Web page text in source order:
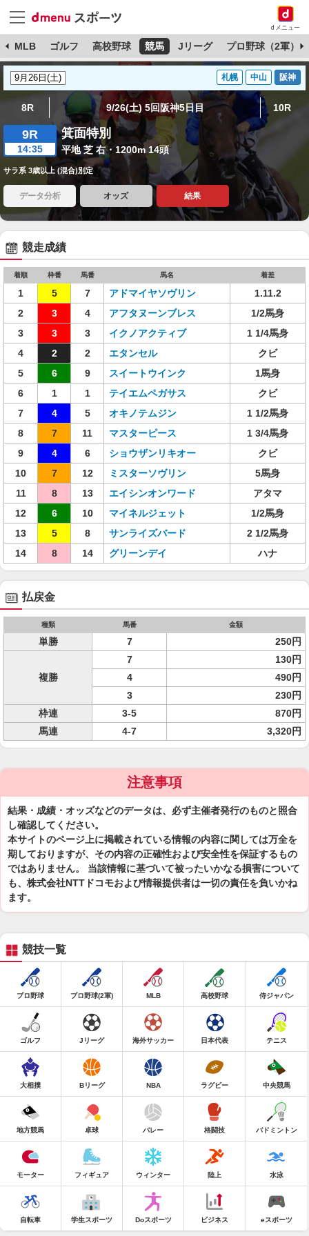
dメニュー
MLB ゴルフ 高校野球 競馬 Jリーグ プロ野球（2軍）
札幌 中山 阪神
8R 9/26(土) 5回阪神5日目 10R
9R
14:35
箕面特別
平地 芝 右・1200m 14頭
サラ系 3歳以上 (混合)別定
データ分析 オッズ 結果
競走成績
着順 枠番 馬番 馬名 着差
1 5 7 アドマイヤソヴリン
1.11.2
2
3 4 アフタヌーンブレス
1/2馬身
3
3 3 イクノアクティブ
1 1/4馬身
4
2 2 エタンセル
クビ
5
6 9 スイートウインク
1馬身
6
1 1 テイエムペガサス
クビ
7
4 5 オキノテムジン
1 1/2馬身
8
7 11 マスターピース
1 3/4馬身
9
4 6 ショウザンリキオー
クビ
10
7 12 ミスターソヴリン
5馬身
11
8 13 エイシンオンワード
アタマ
12
6 10 マイネルジェット
1/2馬身
13
5 8 サンライズバード
2 1/2馬身
14
8 14 グリーンデイ ハナ
払戻金
種類 馬番 金額
単勝 7 250円
複勝
7
130円
4
490円
3
230円
枠連
3-5
870円
馬連
4-7 3,320円
注意事項
結果・成績・オッズなどのデータは、必ず主催者発行のものと照合
し確認してください。
本サイトのページ上に掲載されている情報の内容に関しては万全を
期しておりますが、その内容の正確性および安全性を保証するもの
ではありません。 当該情報に基づいて被ったいかなる損害について
も、株式会社NTTドコモおよび情報提供者は一切の責任を負いかね
ます。
競技一覧
プロ野球 プロ野球(2軍) MLB 高校野球 侍ジャパン
ゴルフ Jリーグ 海外サッカー 日本代表 テニス
大相撲 Bリーグ NBA ラグビー 中央競馬
地方競馬 卓球 バレー 格闘技 バドミントン
モーター フィギュア ウィンター 陸上 水泳
自転車 学生スポーツ Doスポーツ ビジネス eスポーツ